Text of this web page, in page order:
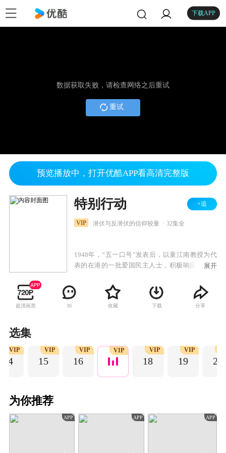
下载APP
数据获取失败，请检查网络之后重试
重试
预览播放中，打开优酷APP看高清完整版
特别行动 +追
VIP 潜伏与反潜伏的信仰较量 32集全
1948年，“五一口号”发表后，以童江南教授为代
表的在港的一批爱国民主人士，积极响应共产党
加阻扰和破坏，他们派出特务张少幕，假冒共产
党，妄图诱骗甚至绑架童教授等民主人士。我党
地下工作者苏行接到任务赶往香港，与国民党特
童教授的信任，苏行从追查杀害涂哲的凶手入
手，挖出了张少幕的直接联络人党勋琦，发现了
展开
超清画质 30 收藏 下载 分享
选集
14
VIP
15
VIP
16
VIP VIP
18
VIP
19
VIP
20
为你推荐
APP APP APP